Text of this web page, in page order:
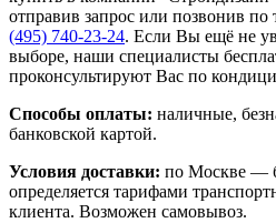
отправив запрос или позвонив по
(495) 740-23-24. Если Вы ещё не
выборе, наши специалисты
проконсультируют Вас по
Способы оплаты: наличные,
банковской картой.
Условия доставки: по Москве —
определяется тарифами
клиента. Возможен самовывоз.